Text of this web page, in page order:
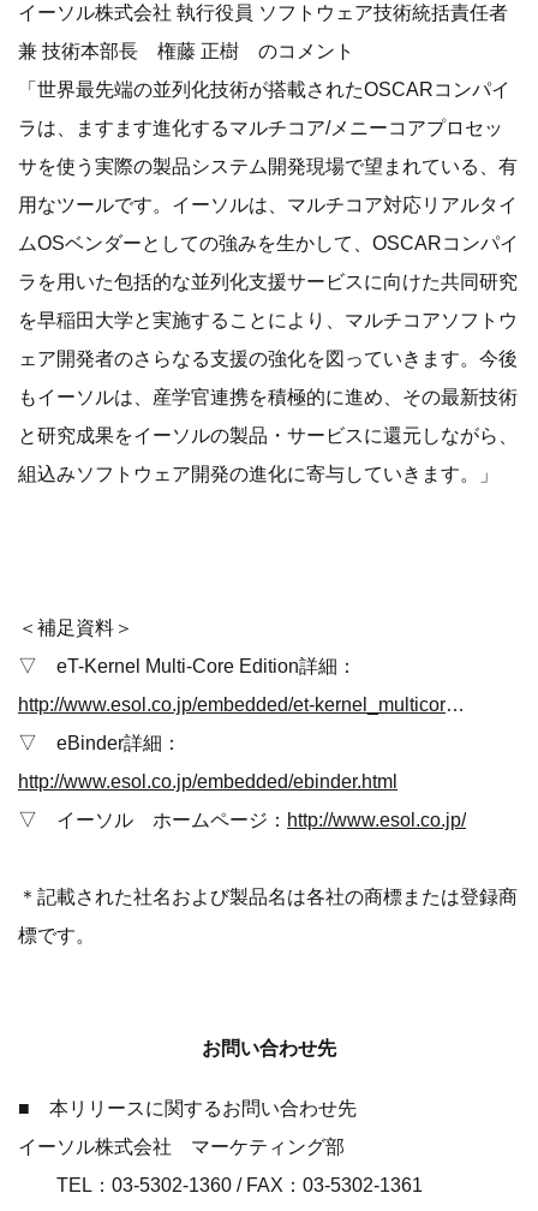
イーソル株式会社 執行役員 ソフトウェア技術統括責任者
兼 技術本部長 権藤 正樹 のコメント
「世界最先端の並列化技術が搭載されたOSCARコンパイ
ラは、ますます進化するマルチコア/メニーコアプロセッ
サを使う実際の製品システム開発現場で望まれている、有
用なツールです。イーソルは、マルチコア対応リアルタイ
ムOSベンダーとしての強みを生かして、OSCARコンパイ
ラを用いた包括的な並列化支援サービスに向けた共同研究
を早稲田大学と実施することにより、マルチコアソフトウ
ェア開発者のさらなる支援の強化を図っていきます。今後
もイーソルは、産学官連携を積極的に進め、その最新技術
と研究成果をイーソルの製品・サービスに還元しながら、
組込みソフトウェア開発の進化に寄与していきます。」
＜補足資料＞
▽ eT-Kernel Multi-Core Edition詳細：
http://www.esol.co.jp/embedded/et-kernel_multicore-edition.html
▽ eBinder詳細：
http://www.esol.co.jp/embedded/ebinder.html
▽ イーソル ホームページ： http://www.esol.co.jp/
＊記載された社名および製品名は各社の商標または登録商
標です。
お問い合わせ先
■ 本リリースに関するお問い合わせ先
イーソル株式会社 マーケティング部
TEL：03-5302-1360 / FAX：03-5302-1361